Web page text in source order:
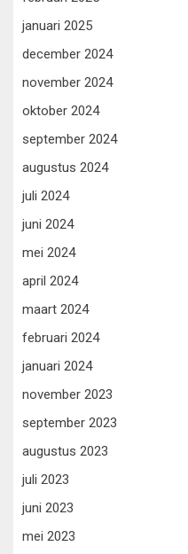
januari 2025
december 2024
november 2024
oktober 2024
september 2024
augustus 2024
juli 2024
juni 2024
mei 2024
april 2024
maart 2024
februari 2024
januari 2024
november 2023
september 2023
augustus 2023
juli 2023
juni 2023
mei 2023